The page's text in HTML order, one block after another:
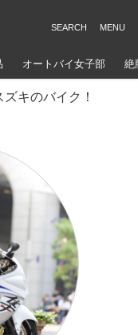
オートバイ女子部 絶
キのバイク！